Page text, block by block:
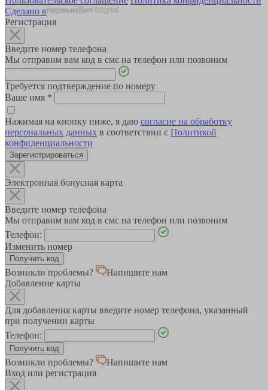
Сделано в
Регистрация
Введите номер телефона
Мы отправим вам код в смс на телефон или позвоним
Требуется подтверждение по номеру
Ваше имя *
Нажимая на кнопку ниже, я даю согласие на обработку
персональных данных в соответствии с Политикой
конфиденциальности
Зарегистрироваться
Электронная бонусная карта
Введите номер телефона
Мы отправим вам код в смс на телефон или позвоним
Телефон:
Изменить номер
Возникли проблемы?
Напишите нам
Добавление карты
Для добавления карты введите номер телефона, указанный
при получении карты
Телефон:
Возникли проблемы?
Напишите нам
Вход или регистрация